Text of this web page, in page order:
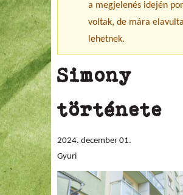
a megjelenés idején
voltak, de mára
lehetnek.
Simony
története
2024. december 01.
Gyuri